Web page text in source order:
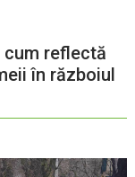
reflectă
în războiul